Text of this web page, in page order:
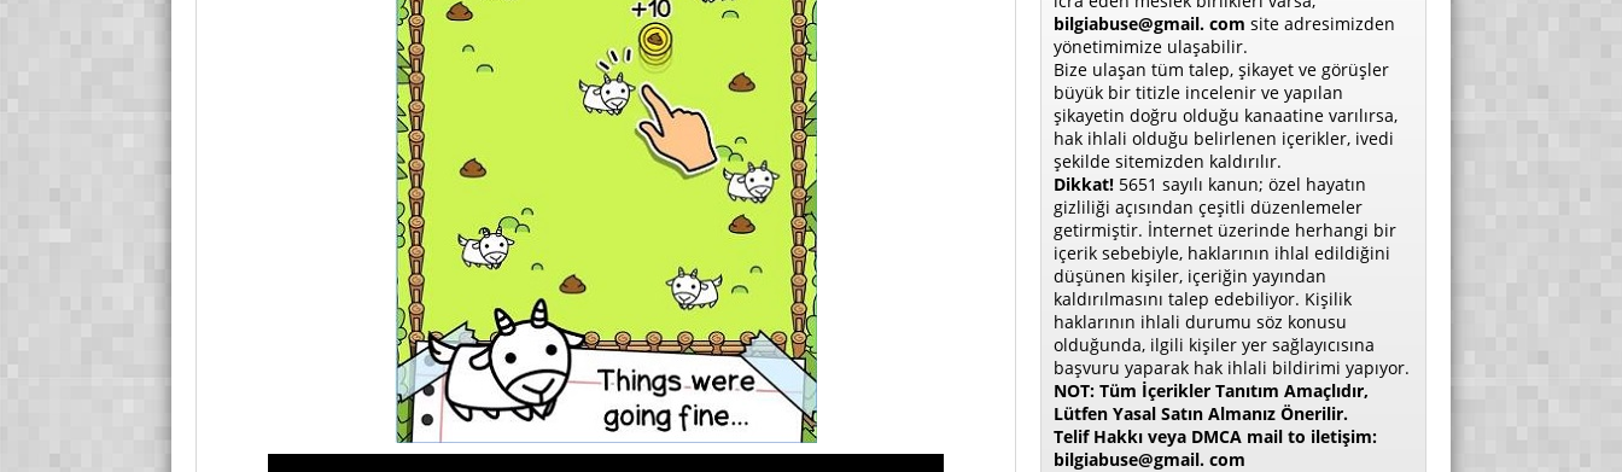
bilgiabuse@gmail. com site adresimizden
yönetimimize ulaşabilir.
Bize ulaşan tüm talep, şikayet ve görüşler
büyük bir titizle incelenir ve yapılan
şikayetin doğru olduğu kanaatine varılırsa,
hak ihlali olduğu belirlenen içerikler, ivedi
şekilde sitemizden kaldırılır.
Dikkat! 5651 sayılı kanun; özel hayatın
gizliliği açısından çeşitli düzenlemeler
getirmiştir. İnternet üzerinde herhangi bir
içerik sebebiyle, haklarının ihlal edildiğini
düşünen kişiler, içeriğin yayından
kaldırılmasını talep edebiliyor. Kişilik
haklarının ihlali durumu söz konusu
olduğunda, ilgili kişiler yer sağlayıcısına
başvuru yaparak hak ihlali bildirimi yapıyor.
NOT: Tüm İçerikler Tanıtım Amaçlıdır,
Lütfen Yasal Satın Almanız Önerilir.
Telif Hakkı veya DMCA mail to iletişim:
bilgiabuse@gmail. com